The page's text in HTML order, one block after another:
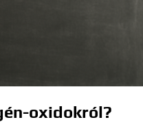
oxidokról?